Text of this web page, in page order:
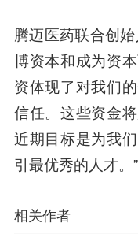
腾迈医药联合创
博资本和成为资
资体现了对我们
信任。这些资金
近期目标是为我
引最优秀的人才。”
相关作者